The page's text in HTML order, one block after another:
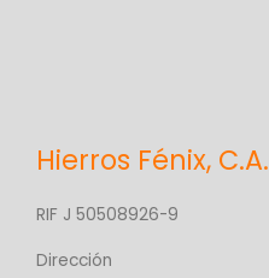
Hierros Fénix, C.A.
RIF J 50508926-9
Dirección